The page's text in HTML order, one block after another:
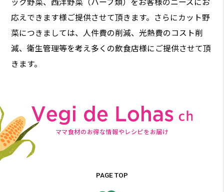
ック野菜、西洋野菜（ハーブ類）をお客様のニーズにお
応えできます様ご提供させて頂きます。さらにカット野
菜につきましては、人件費の削減、光熱費のコスト削
減、衛生管理等を考え多くの飲食店様にご提供させて頂
きます。
ママ食材のお得な情報やレシピをお届け
PAGE TOP